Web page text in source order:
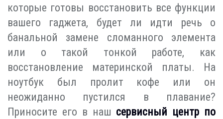
которые готовы восстановить все функции
вашего гаджета, будет ли идти речь о
банальной замене сломанного элемента
или о такой тонкой работе, как
восстановление материнской платы. На
ноутбук был пролит кофе или он
неожиданно пустился в плавание?
Приносите его в наш сервисный центр по